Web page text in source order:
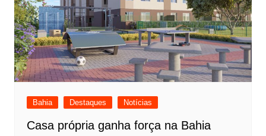
Bahia Destaques Notícias
Casa própria ganha força na Bahia